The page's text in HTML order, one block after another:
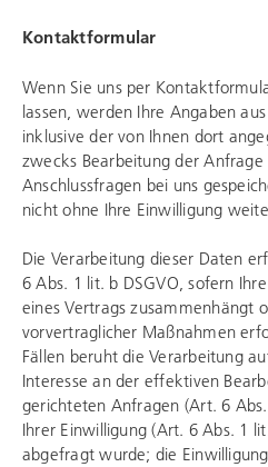
Kontaktformular
Wenn Sie uns per
lassen, werden Ihre Angaben
inklusive der von Ihnen dort
zwecks Bearbeitung der
Anschlussfragen bei uns
nicht ohne Ihre Einwilligung
Die Verarbeitung dieser Daten
6 Abs. 1 lit. b DSGVO, sofern
eines Vertrags zusammenhängt
vorvertraglicher Maßnahmen
Fällen beruht die Verarbeitung
Interesse an der effektiven
gerichteten Anfragen (Art. 6
Ihrer Einwilligung (Art. 6 Abs. 1
abgefragt wurde; die